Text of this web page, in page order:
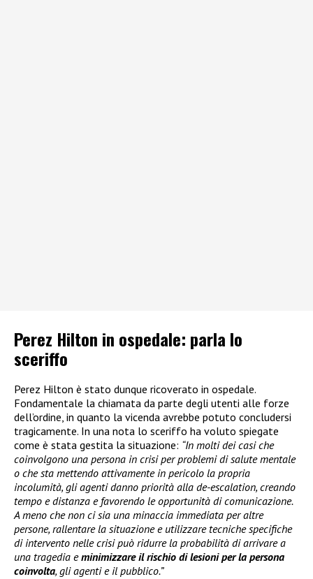
Perez Hilton in ospedale: parla lo
sceriffo
Perez Hilton è stato dunque ricoverato in ospedale.
Fondamentale la chiamata da parte degli utenti alle forze
dell’ordine, in quanto la vicenda avrebbe potuto concludersi
tragicamente. In una nota lo sceriffo ha voluto spiegate
come è stata gestita la situazione: “In molti dei casi che
coinvolgono una persona in crisi per problemi di salute mentale
o che sta mettendo attivamente in pericolo la propria
incolumità, gli agenti danno priorità alla de-escalation, creando
tempo e distanza e favorendo le opportunità di comunicazione.
A meno che non ci sia una minaccia immediata per altre
persone, rallentare la situazione e utilizzare tecniche specifiche
di intervento nelle crisi può ridurre la probabilità di arrivare a
una tragedia eminimizzare il rischio di lesioni per la persona
coinvolta, gli agenti e il pubblico.”